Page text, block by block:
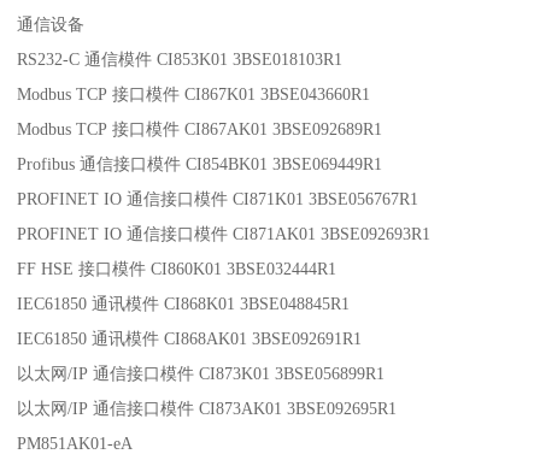
通信设备
RS232-C 通信模件 CI853K01 3BSE018103R1
Modbus TCP 接口模件 CI867K01 3BSE043660R1
Modbus TCP 接口模件 CI867AK01 3BSE092689R1
Profibus 通信接口模件 CI854BK01 3BSE069449R1
PROFINET IO 通信接口模件 CI871K01 3BSE056767R1
PROFINET IO 通信接口模件 CI871AK01 3BSE092693R1
FF HSE 接口模件 CI860K01 3BSE032444R1
IEC61850 通讯模件 CI868K01 3BSE048845R1
IEC61850 通讯模件 CI868AK01 3BSE092691R1
以太网/IP 通信接口模件 CI873K01 3BSE056899R1
以太网/IP 通信接口模件 CI873AK01 3BSE092695R1
PM851AK01-eA